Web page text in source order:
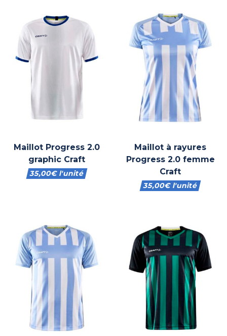
Maillot Progress 2.0
graphic Craft
35,00€l'unité
Maillot à rayures
Progress 2.0 femme
Craft
35,00€l'unité